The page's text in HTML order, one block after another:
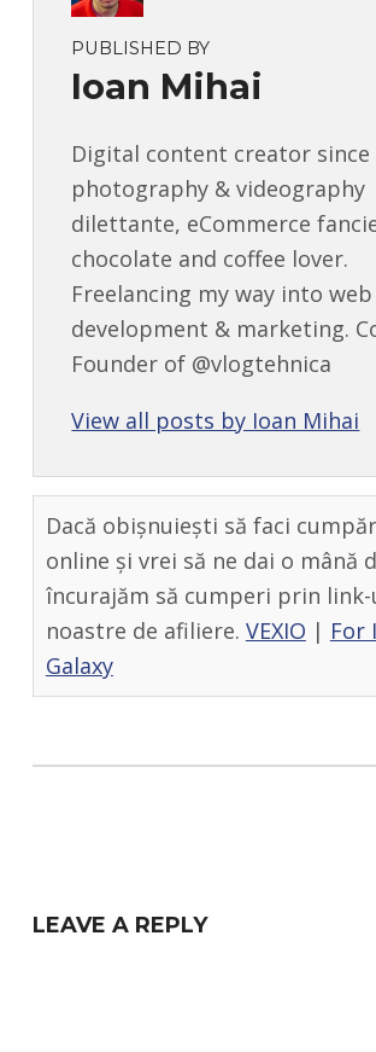
PUBLISHED BY
Ioan Mihai
Digital content creator since
photography & videography
dilettante, eCommerce
chocolate and coffee lover.
Freelancing my way into web
development & marketing.
Founder of @vlogtehnica
View all posts by Ioan Mihai
Dacă obișnuiești să faci
online și vrei să ne dai o mână
încurajăm să cumperi prin
noastre de afiliere. VEXIO | For
Galaxy
LEAVE A REPLY